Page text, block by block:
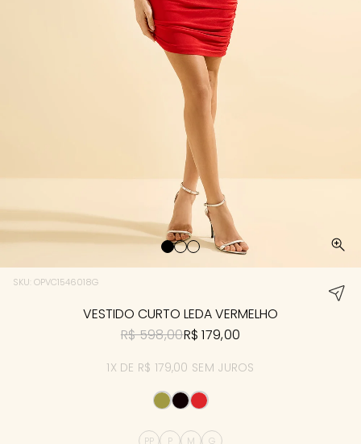
SKU: OPVC1546018G
VESTIDO CURTO LEDA VERMELHO
R$ 598,00R$ 179,00
1X DE R$ 179,00 SEM JUROS
PP P M G